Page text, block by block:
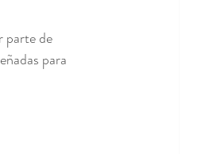
parte de
para